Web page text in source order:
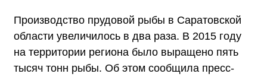
Производство прудовой рыбы в Саратовской
области увеличилось в два раза. В 2015 году
на территории региона было выращено пять
тысяч тонн рыбы. Об этом сообщила пресс-